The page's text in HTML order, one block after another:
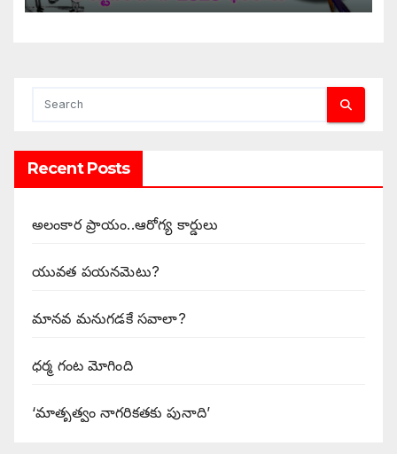
Recent Posts
అలంకార ప్రాయం..ఆరోగ్య కార్డులు
యువత పయనమెటు?
మానవ మనుగడకే సవాలా?
ధర్మ గంట మోగింది
‘మాతృత్వం నాగరికతకు పునాది’